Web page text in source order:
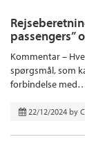
passengers”
Kommentar –
spørgsmål, som
forbindelse
22/12/2024 by